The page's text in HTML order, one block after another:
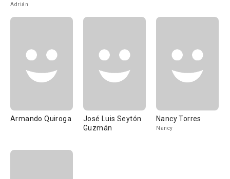
Adrián
Armando Quiroga
José Luis Seytón
Guzmán
Nancy Torres
Nancy